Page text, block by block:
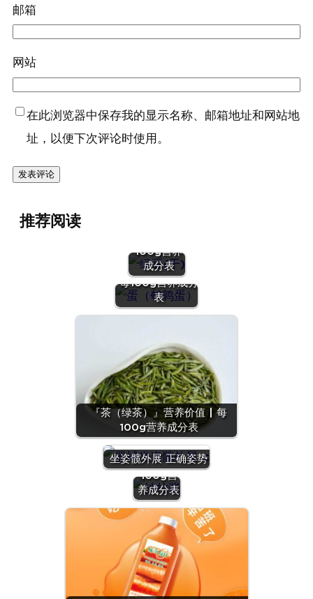
邮箱
网站
在此浏览器中保存我的显示名称、邮箱地址和网站地
址，以便下次评论时使用。
推荐阅读
100g营养
成分表
『蛋（鹌鹑
蛋）』营养价值 |
每100g营养成分
表
『茶（绿茶）』营养价值 | 每
100g营养成分表
坐姿髋外展 正确姿势
『沙拉
酱』营养
价值 | 每
100g营
养成分表
『羊
肝』营
养价值